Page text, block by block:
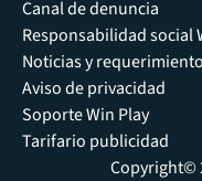
Canal de denuncia
Responsabilidad social
Noticias y
Aviso de privacidad
Soporte Win Play
Tarifario publicidad
Copyright©